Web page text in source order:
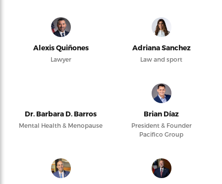
Alexis Quiñones
Lawyer
Adriana Sanchez
Law and sport
Dr. Barbara D. Barros
Mental Health & Menopause
Brian Díaz
President & Founder
Pacifico Group